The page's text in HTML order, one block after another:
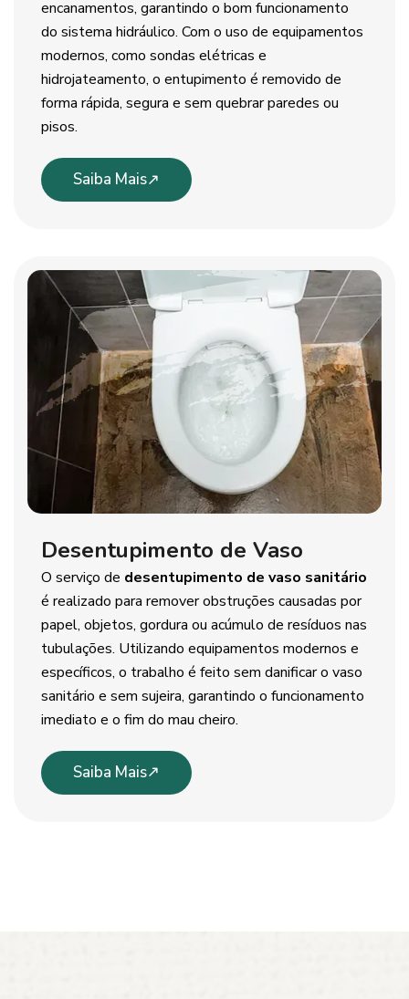
encanamentos, garantindo o bom funcionamento
do sistema hidráulico. Com o uso de equipamentos
modernos, como sondas elétricas e
hidrojateamento, o entupimento é removido de
forma rápida, segura e sem quebrar paredes ou
pisos.
Saiba Mais
Desentupimento de Vaso
O serviço de desentupimento de vaso sanitário
é realizado para remover obstruções causadas por
papel, objetos, gordura ou acúmulo de resíduos nas
tubulações. Utilizando equipamentos modernos e
específicos, o trabalho é feito sem danificar o vaso
sanitário e sem sujeira, garantindo o funcionamento
imediato e o fim do mau cheiro.
Saiba Mais